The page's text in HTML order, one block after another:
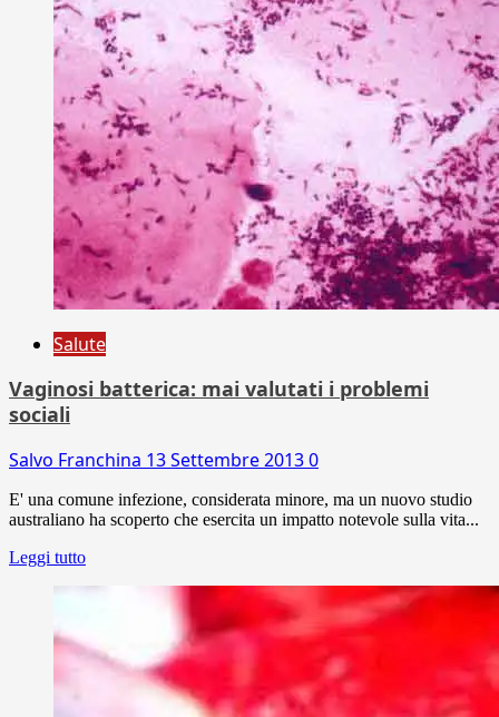
Salute
Vaginosi batterica: mai valutati i problemi
sociali
Salvo Franchina 13 Settembre 20130
E' una comune infezione, considerata minore, ma un nuovo studio
australiano ha scoperto che esercita un impatto notevole sulla vita...
Leggi tutto